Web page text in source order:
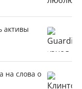
активы
на слова о